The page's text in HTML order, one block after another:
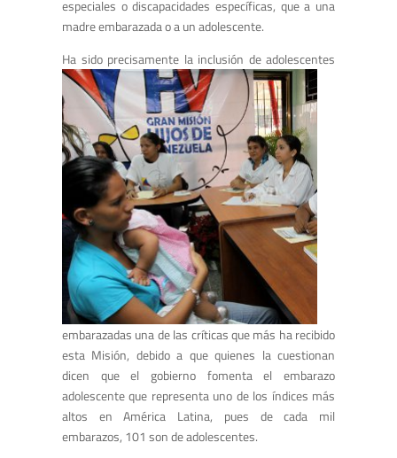
especiales o discapacidades específicas, que a una
madre embarazada o a un adolescente.
Ha sido precisamente la inclusión de adolescentes
embarazadas una de las críticas que más ha recibido
esta Misión, debido a que quienes la cuestionan
dicen que el gobierno fomenta el embarazo
adolescente que representa uno de los índices más
altos en América Latina, pues de cada mil
embarazos, 101 son de adolescentes.